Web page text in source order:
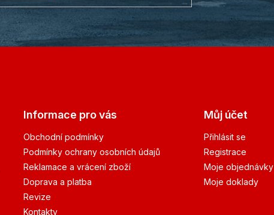
Informace pro vás
Obchodní podmínky
Podmínky ochrany osobních údajů
Reklamace a vrácení zboží
Doprava a platba
Revize
Kontakty
Můj účet
Přihlásit se
Registrace
Moje objednávky
Moje doklady